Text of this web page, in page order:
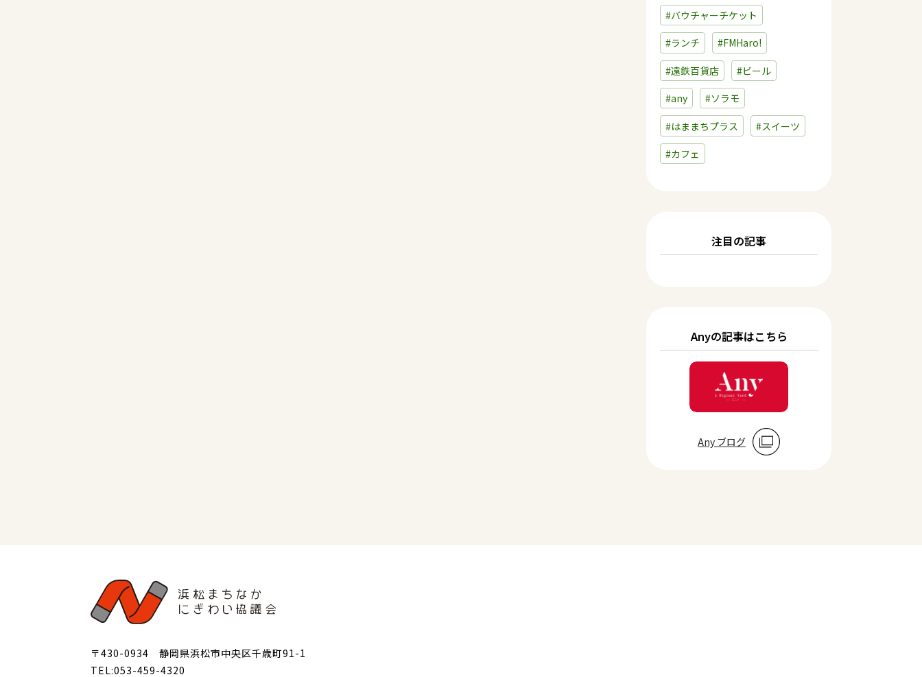
#バウチャーチケット
#ランチ #FMHaro!
#遠鉄百貨店 #ビール
#any #ソラモ
#はままちプラス #スイーツ
#カフェ
注目の記事
Anyの記事はこちら
Any ブログ
〒430-0934 静岡県浜松市中央区千歳町91-1
TEL:053-459-4320